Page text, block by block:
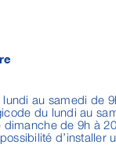
lundi au samedi de
du lundi au
dimanche de 9h à
d’installer